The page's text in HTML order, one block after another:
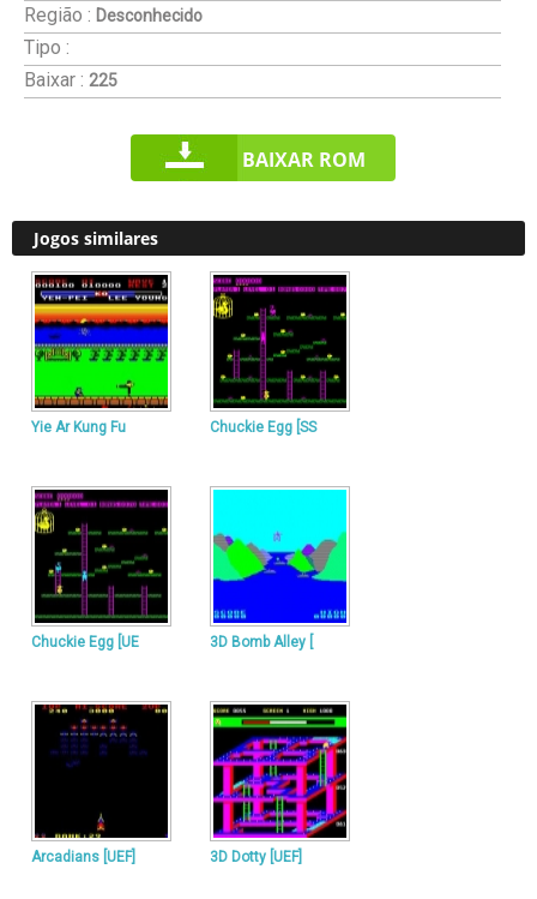
Região : Desconhecido
Tipo :
Baixar : 225
BAIXAR ROM
Jogos similares
Yie Ar Kung Fu Chuckie Egg [SS
Chuckie Egg [UE 3D Bomb Alley [
Arcadians [UEF] 3D Dotty [UEF]